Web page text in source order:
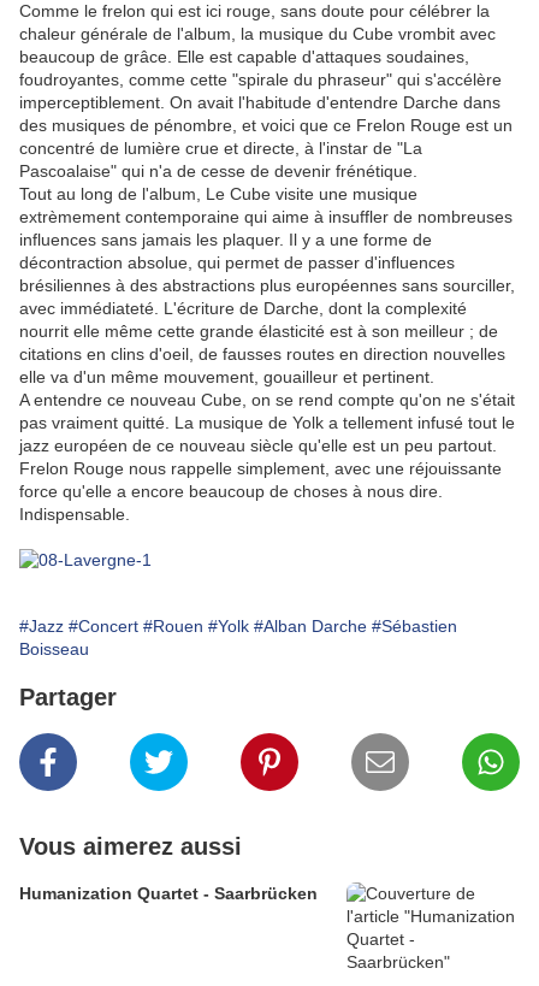
Comme le frelon qui est ici rouge, sans doute pour célébrer la
chaleur générale de l'album, la musique du Cube vrombit avec
beaucoup de grâce. Elle est capable d'attaques soudaines,
foudroyantes, comme cette "spirale du phraseur" qui s'accélère
imperceptiblement. On avait l'habitude d'entendre Darche dans
des musiques de pénombre, et voici que ce Frelon Rouge est un
concentré de lumière crue et directe, à l'instar de "La
Pascoalaise" qui n'a de cesse de devenir frénétique.
Tout au long de l'album, Le Cube visite une musique
extrèmement contemporaine qui aime à insuffler de nombreuses
influences sans jamais les plaquer. Il y a une forme de
décontraction absolue, qui permet de passer d'influences
brésiliennes à des abstractions plus européennes sans sourciller,
avec immédiateté. L'écriture de Darche, dont la complexité
nourrit elle même cette grande élasticité est à son meilleur ; de
citations en clins d'oeil, de fausses routes en direction nouvelles
elle va d'un même mouvement, gouailleur et pertinent.
A entendre ce nouveau Cube, on se rend compte qu'on ne s'était
pas vraiment quitté. La musique de Yolk a tellement infusé tout le
jazz européen de ce nouveau siècle qu'elle est un peu partout.
Frelon Rouge nous rappelle simplement, avec une réjouissante
force qu'elle a encore beaucoup de choses à nous dire.
Indispensable.
#Jazz #Concert #Rouen #Yolk #Alban Darche #Sébastien
Boisseau
Partager
Vous aimerez aussi
Humanization Quartet - Saarbrücken